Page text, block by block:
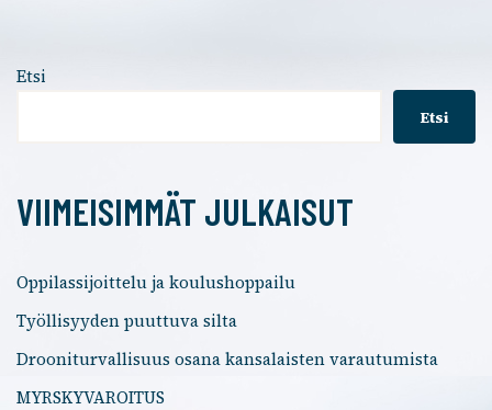
Etsi
Etsi
VIIMEISIMMÄT JULKAISUT
Oppilassijoittelu ja koulushoppailu
Työllisyyden puuttuva silta
Drooniturvallisuus osana kansalaisten varautumista
MYRSKYVAROITUS